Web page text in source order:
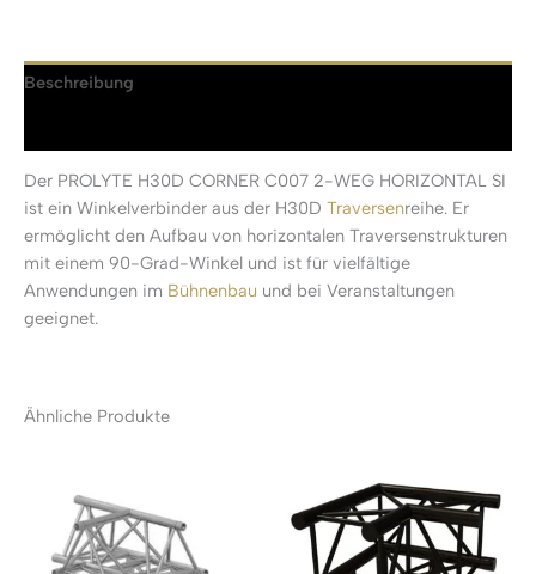
Beschreibung
Der PROLYTE H30D CORNER C007 2-WEG HORIZONTAL SI
ist ein Winkelverbinder aus der H30D Traversenreihe. Er
ermöglicht den Aufbau von horizontalen Traversenstrukturen
mit einem 90-Grad-Winkel und ist für vielfältige
Anwendungen im Bühnenbau und bei Veranstaltungen
geeignet.
Ähnliche Produkte